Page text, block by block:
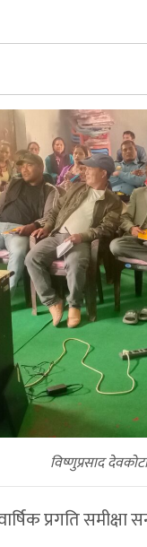
विष्णुप्रसाद देवकोटा
प्रगति